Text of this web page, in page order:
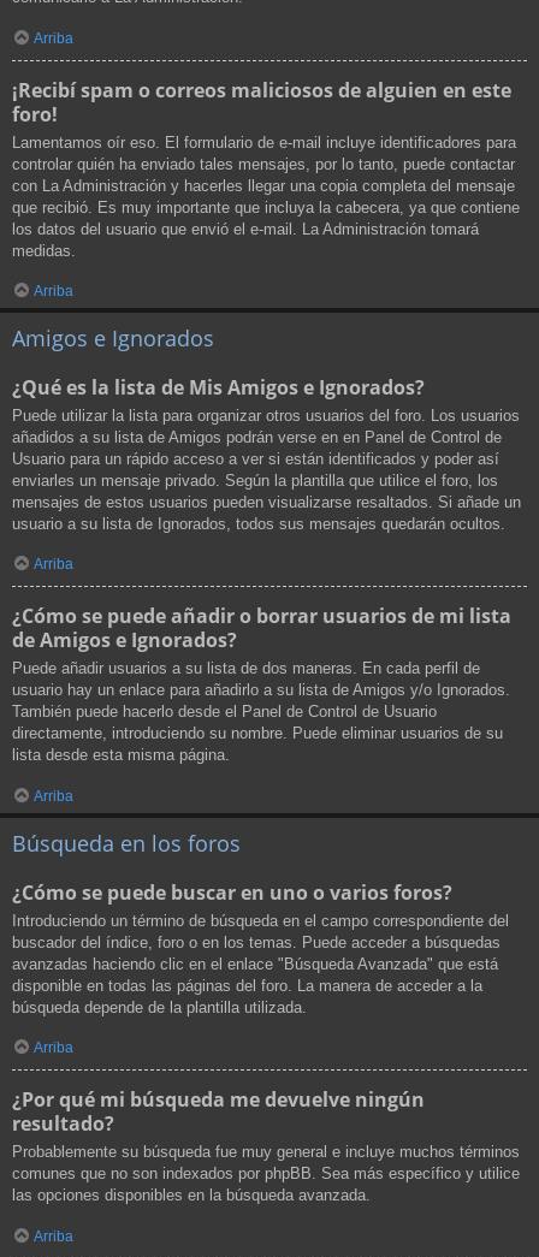
Arriba
¡Recibí spam o correos maliciosos de alguien en este
foro!
Lamentamos oír eso. El formulario de e-mail incluye identificadores para
controlar quién ha enviado tales mensajes, por lo tanto, puede contactar
con La Administración y hacerles llegar una copia completa del mensaje
que recibió. Es muy importante que incluya la cabecera, ya que contiene
los datos del usuario que envió el e-mail. La Administración tomará
medidas.
Arriba
Amigos e Ignorados
¿Qué es la lista de Mis Amigos e Ignorados?
Puede utilizar la lista para organizar otros usuarios del foro. Los usuarios
añadidos a su lista de Amigos podrán verse en en Panel de Control de
Usuario para un rápido acceso a ver si están identificados y poder así
enviarles un mensaje privado. Según la plantilla que utilice el foro, los
mensajes de estos usuarios pueden visualizarse resaltados. Si añade un
usuario a su lista de Ignorados, todos sus mensajes quedarán ocultos.
Arriba
¿Cómo se puede añadir o borrar usuarios de mi lista
de Amigos e Ignorados?
Puede añadir usuarios a su lista de dos maneras. En cada perfil de
usuario hay un enlace para añadirlo a su lista de Amigos y/o Ignorados.
También puede hacerlo desde el Panel de Control de Usuario
directamente, introduciendo su nombre. Puede eliminar usuarios de su
lista desde esta misma página.
Arriba
Búsqueda en los foros
¿Cómo se puede buscar en uno o varios foros?
Introduciendo un término de búsqueda en el campo correspondiente del
buscador del índice, foro o en los temas. Puede acceder a búsquedas
avanzadas haciendo clic en el enlace "Búsqueda Avanzada" que está
disponible en todas las páginas del foro. La manera de acceder a la
búsqueda depende de la plantilla utilizada.
Arriba
¿Por qué mi búsqueda me devuelve ningún
resultado?
Probablemente su búsqueda fue muy general e incluye muchos términos
comunes que no son indexados por phpBB. Sea más específico y utilice
las opciones disponibles en la búsqueda avanzada.
Arriba